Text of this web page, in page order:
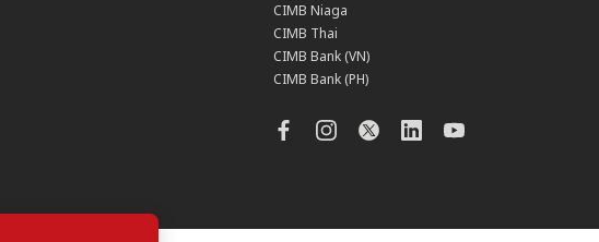
CIMB Niaga
CIMB Thai
CIMB Bank (VN)
CIMB Bank (PH)